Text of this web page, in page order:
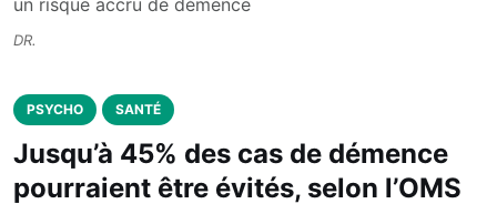
DR.
PSYCHO SANTÉ
Jusqu’à 45% des cas de démence
pourraient être évités, selon l’OMS